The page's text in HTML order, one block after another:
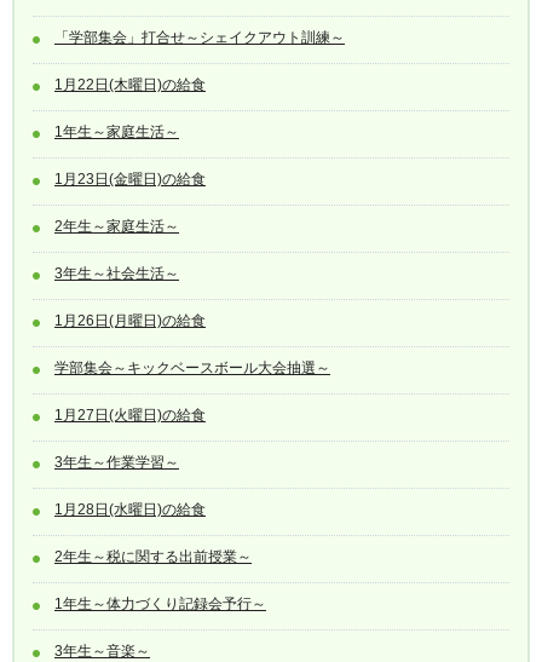
「学部集会」打合せ～シェイクアウト訓練～
1月22日(木曜日)の給食
1年生～家庭生活～
1月23日(金曜日)の給食
2年生～家庭生活～
3年生～社会生活～
1月26日(月曜日)の給食
学部集会～キックベースボール大会抽選～
1月27日(火曜日)の給食
3年生～作業学習～
1月28日(水曜日)の給食
2年生～税に関する出前授業～
1年生～体力づくり記録会予行～
3年生～音楽～